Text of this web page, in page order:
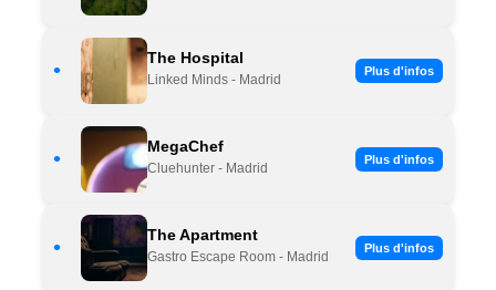
•
The Hospital
Linked Minds - Madrid
Plus d'infos
•
MegaChef
Cluehunter - Madrid
Plus d'infos
•
The Apartment
Gastro Escape Room - Madrid
Plus d'infos